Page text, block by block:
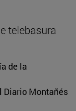
telebasura
de la
Diario Montañés